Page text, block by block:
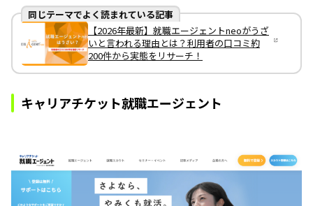
同じテーマでよく読まれている記事
【2026年最新】就職エージェントneoがうざ
いと言われる理由とは？利用者の口コミ約
200件から実態をリサーチ！
キャリアチケット就職エージェント